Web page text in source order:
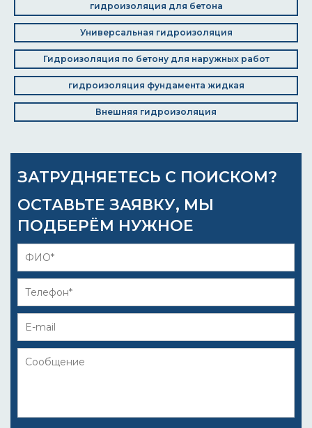
гидроизоляция для бетона
Универсальная гидроизоляция
Гидроизоляция по бетону для наружных работ
гидроизоляция фундамента жидкая
Внешняя гидроизоляция
ЗАТРУДНЯЕТЕСЬ С ПОИСКОМ?
ОСТАВЬТЕ ЗАЯВКУ, МЫ
ПОДБЕРЁМ НУЖНОЕ